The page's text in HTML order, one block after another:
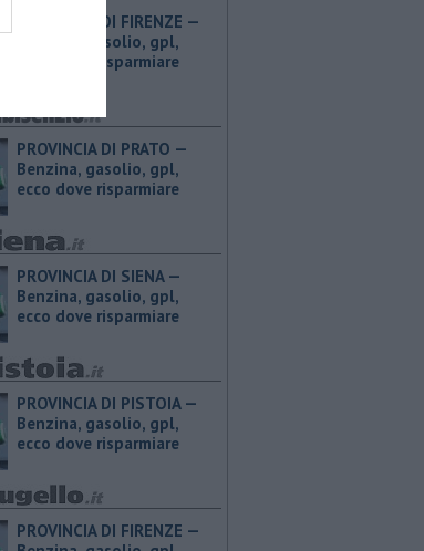
PROVINCIA DI FIRENZE — ​
Benzina, gasolio, gpl,
ecco dove risparmiare
PROVINCIA DI PRATO — ​
Benzina, gasolio, gpl,
ecco dove risparmiare
PROVINCIA DI SIENA — ​
Benzina, gasolio, gpl,
ecco dove risparmiare
PROVINCIA DI PISTOIA — ​
Benzina, gasolio, gpl,
ecco dove risparmiare
PROVINCIA DI FIRENZE — ​